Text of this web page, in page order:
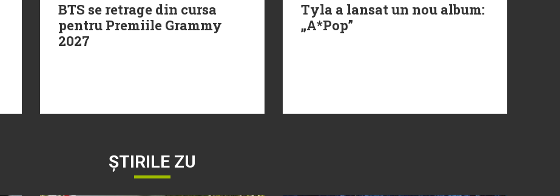
BTS se retrage din cursa
pentru Premiile Grammy
2027
Tyla a lansat un nou album:
„A*Pop”
ȘTIRILE ZU